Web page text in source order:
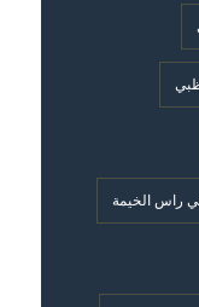
راس الخيمة